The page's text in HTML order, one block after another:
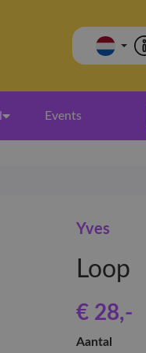
Events
Yves
Loop
€ 28,-
Aantal